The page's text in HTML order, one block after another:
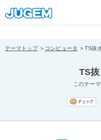
[pear_error:
prefix="" info=""]
テーマトップ コンピュータ TS抜
TS
このテー